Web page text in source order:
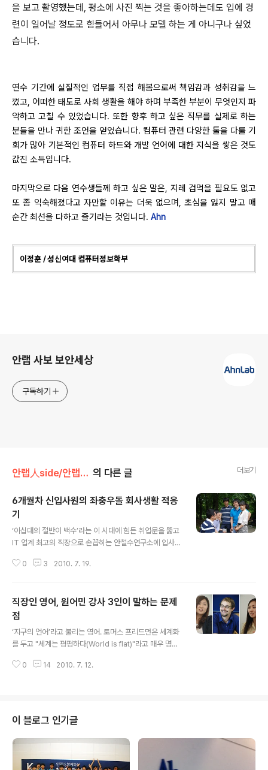
을 보고 촬영했는데
평소에 사진 찍는 것을 좋아하는데도 입에 경
련이 일어날 정도로 힘들어서 아무나 모델 하는 게 아니구나 싶었
습니다.
연수 기간에 실질적인 업무를 직접 해봄으로써 책임감과 성취감을 느
꼈고 어떠한 태도로 사회 생활을 해야 하며 부족한 부분이 무엇인지 파
악하고 고칠 수 있었습니다.또한 향후 하고 싶은 직무를 실제로 하는
분들을 만나 귀한 조언을 얻었습니다. 컴퓨터 관련 다양한 툴을 다룰 기
회가 많아 기본적인 컴퓨터 하드와 개발 언어에 대한 지식을 쌓은 것도
값진 소득입니다.
마지막으로 다음 연수생들께 하고 싶은 말은 지레 겁먹을 필요도 없고
또 좀 익숙해졌다고 자만할 이유는 더욱 없으며
,초심을 잃지 말고 매
순간 최선을 다하고 즐기라는 것입니다. Ahn
이정훈/성신여대 컴퓨터정보학부
안랩 사보 보안세상
구독하기
안랩人side/안랩!안랩인! 의 다른 글 더보기
6개월차 신입사원의 좌충우돌 회사생활 적응
기
‘이십대의 절반이 백수’라는 이 시대에 힘든 취업문을 뚫고
IT 업계 최고의 직장으로 손꼽히는 안철수연구소에 입사한
을 넘긴 공채 6기. 입사 직후 안랩에 입사하기를 원했던 이
(안철수연구소 신입사원에겐 특별한 것이 있다?) 이들을
다시 만나 그들의 현재 모습과, 좌충우돌 회사 생활 적응기
를 들어보았다. - 입사를 위해 준비한 점이 있다면? 혹은 입
사에 도움이 된 것이 있다면? - 대학원 때부터 악성코드를
다루어왔다. 현재 하는 일과 유사성이 많다. 대학원은 이상
적인 것을 다룬다면, 회사에서는 실제 필요한 것을 찾고 활
0 3 2010. 7. 19.
직장인 영어, 원어민 강사 3인이 말하는 문제
점
‘지구의 언어’라고 불리는 영어. 토머스 프리드먼은 세계화
를 두고 "세계는 평평하다(World is flat)"라고 매우 명쾌
어가 영어로 거의 표준화한 것이 주효했을 것이다. 그리고
고 해도 과언이 아니다. 그러나 학업이나 취업, 그리고 승진
의 도구 이전에 자신의 생각을 다른 언어로 표현할 수단이
라는, 좀더 유연한 생각이 필요할 것 같다. 글로벌 사업을
을 갖추기 위해 노력한다. 일과 중 시간을 내 자율적으로 공
0 14 2010. 7. 12.
이 블로그 인기글